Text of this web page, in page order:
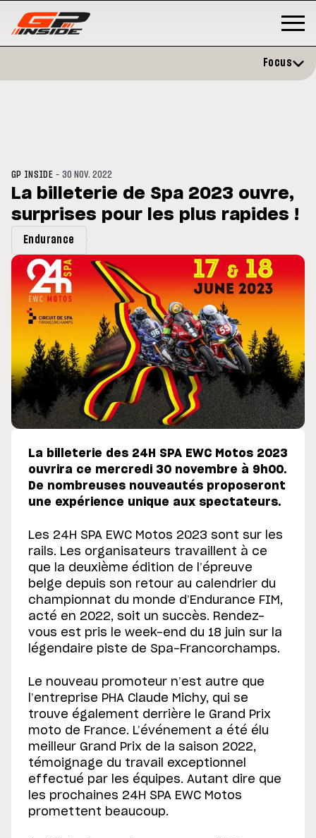
du GP de Grande-
MOTO GP
Focus
GP INSIDE -30 NOV. 2022
La billeterie de Spa 2023 ouvre,
surprises pour les plus rapides !
Endurance
La billeterie des 24H SPA EWC Motos 2023
ouvrira ce mercredi 30 novembre à 9h00.
De nombreuses nouveautés proposeront
une expérience unique aux spectateurs.
Les 24H SPA EWC Motos 2023 sont sur les
rails. Les organisateurs travaillent à ce
que la deuxième édition de l’épreuve
belge depuis son retour au calendrier du
championnat du monde d’Endurance FIM,
acté en 2022, soit un succès. Rendez-
vous est pris le week-end du 18 juin sur la
légendaire piste de Spa-Francorchamps.
Le nouveau promoteur n’est autre que
l’entreprise PHA Claude Michy, qui se
trouve également derrière le Grand Prix
moto de France. L’événement a été élu
meilleur Grand Prix de la saison 2022,
témoignage du travail exceptionnel
effectué par les équipes. Autant dire que
les prochaines 24H SPA EWC Motos
promettent beaucoup.